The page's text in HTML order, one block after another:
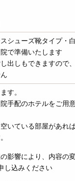
シューズ靴タイプ・
で準備いたします
出しもできますので
す。
手配のホテルをご用
いている部屋があれ
影響により、内容の
し込みください